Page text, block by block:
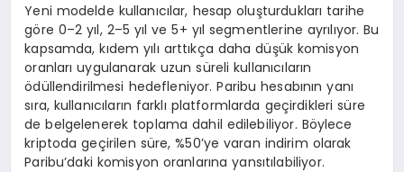
Yeni modelde kullanıcılar, hesap oluşturdukları tarihe
göre 0–2 yıl, 2–5 yıl ve 5+ yıl segmentlerine ayrılıyor. Bu
kapsamda, kıdem yılı arttıkça daha düşük komisyon
oranları uygulanarak uzun süreli kullanıcıların
ödüllendirilmesi hedefleniyor. Paribu hesabının yanı
sıra, kullanıcıların farklı platformlarda geçirdikleri süre
de belgelenerek toplama dahil edilebiliyor. Böylece
kriptoda geçirilen süre, %50’ye varan indirim olarak
Paribu’daki komisyon oranlarına yansıtılabiliyor.